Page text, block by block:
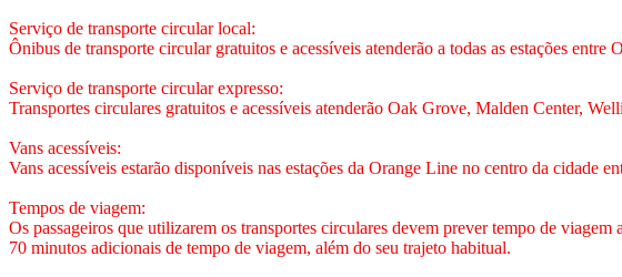
Serviço de transporte circular local:
Ônibus de transporte circular gratuitos e acessíveis atenderão a todas as estações entre
Serviço de transporte circular expresso:
Transportes circulares gratuitos e acessíveis atenderão Oak Grove, Malden Center,
Vans acessíveis:
Vans acessíveis estarão disponíveis nas estações da Orange Line no centro da
Tempos de viagem:
Os passageiros que utilizarem os transportes circulares devem prever tempo de
70 minutos adicionais de tempo de viagem, além do seu trajeto habitual.